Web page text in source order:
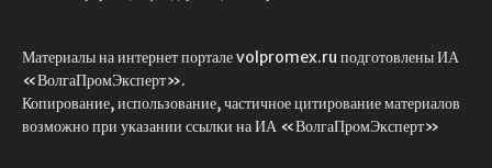
Материалы на интернет портале volpromex.ru подготовлены ИА
«ВолгаПромЭксперт».
Копирование, использование, частичное цитирование материалов
возможно при указании ссылки на ИА «ВолгаПромЭксперт»